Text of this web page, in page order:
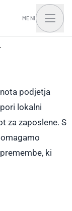
MENI
podjetja
lokalni
za zaposlene. S
ki